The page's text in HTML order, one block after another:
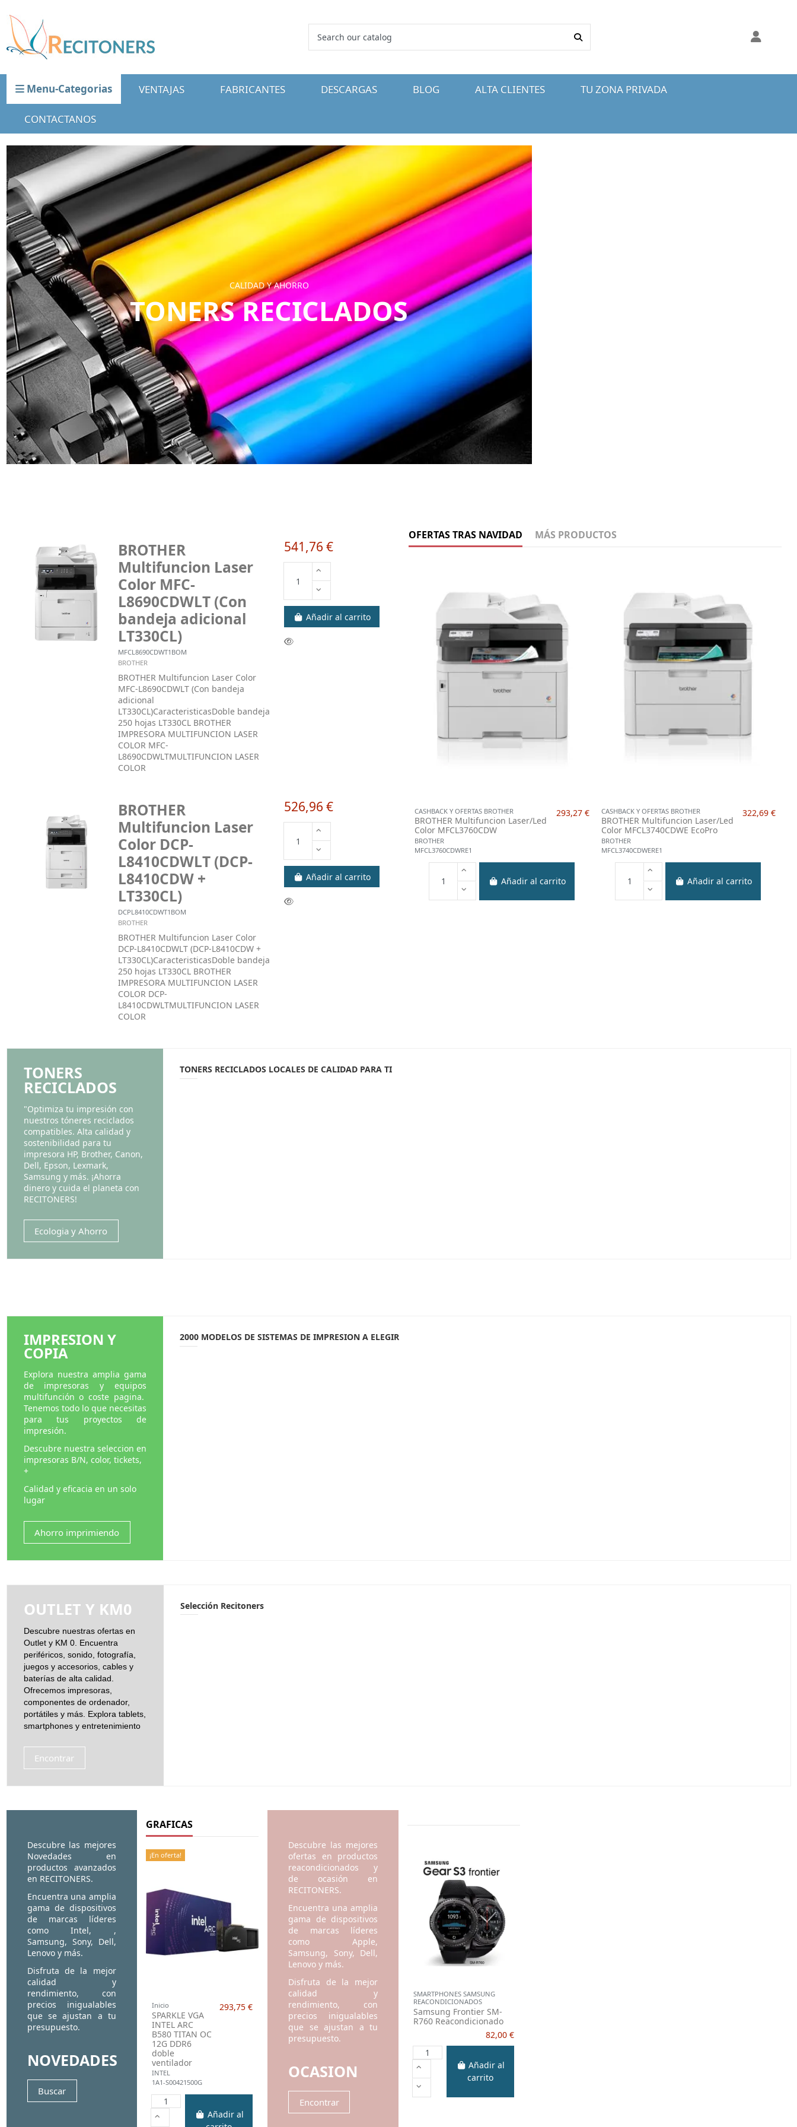
Menu-Categorias VENTAJAS FABRICANTES DESCARGAS BLOG ALTA CLIENTES TU ZONA PRIVADA
CONTACTANOS
CALIDAD Y AHORRO
TONERS RECICLADOS
BROTHER
Multifuncion Laser
Color MFC-
L8690CDWLT (Con
bandeja adicional
LT330CL)
MFCL8690CDWT1BOM
BROTHER
BROTHER Multifuncion Laser Color
MFC-L8690CDWLT (Con bandeja
adicional
LT330CL)CaracteristicasDoble bandeja
250 hojas LT330CL BROTHER
IMPRESORA MULTIFUNCION LASER
COLOR MFC-
L8690CDWLTMULTIFUNCION LASER
COLOR
541,76 €
Añadir al carrito
BROTHER
Multifuncion Laser
Color DCP-
L8410CDWLT (DCP-
L8410CDW +
LT330CL)
DCPL8410CDWT1BOM
BROTHER
BROTHER Multifuncion Laser Color
DCP-L8410CDWLT (DCP-L8410CDW +
LT330CL)CaracteristicasDoble bandeja
250 hojas LT330CL BROTHER
IMPRESORA MULTIFUNCION LASER
COLOR DCP-
L8410CDWLTMULTIFUNCION LASER
COLOR
526,96 €
Añadir al carrito
OFERTAS TRAS NAVIDAD MÁS PRODUCTOS
CASHBACK Y OFERTAS BROTHER
BROTHER Multifuncion Laser/Led
Color MFCL3760CDW
BROTHER
MFCL3760CDWRE1
293,27 €
Añadir al carrito
CASHBACK Y OFERTAS BROTHER
BROTHER Multifuncion Laser/Led
Color MFCL3740CDWE EcoPro
BROTHER
MFCL3740CDWERE1
322,69 €
Añadir al carrito
TONERS
RECICLADOS
"Optimiza tu impresión con
nuestros tóneres reciclados
compatibles. Alta calidad y
sostenibilidad para tu
impresora HP, Brother, Canon,
Dell, Epson, Lexmark,
Samsung y más. ¡Ahorra
dinero y cuida el planeta con
RECITONERS!
Ecologia y Ahorro
TONERS RECICLADOS LOCALES DE CALIDAD PARA TI
IMPRESION Y
COPIA
Explora nuestra amplia gama
de impresoras y equipos
multifunción o coste pagina.
Tenemos todo lo que necesitas
para tus proyectos de
impresión.
Descubre nuestra seleccion en
impresoras B/N, color, tickets,
+
Calidad y eficacia en un solo
lugar
Ahorro imprimiendo
2000 MODELOS DE SISTEMAS DE IMPRESION A ELEGIR
OUTLET Y KM0
Descubre nuestras ofertas en
Outlet y KM 0. Encuentra
periféricos, sonido, fotografía,
juegos y accesorios, cables y
baterías de alta calidad.
Ofrecemos impresoras,
componentes de ordenador,
portátiles y más. Explora tablets,
smartphones y entretenimiento
Encontrar
Selección Recitoners
Descubre las mejores
Novedades en
productos avanzados
en RECITONERS.
Encuentra una amplia
gama de dispositivos
de marcas líderes
como Intel, ,
Samsung, Sony, Dell,
Lenovo y más.
Disfruta de la mejor
calidad y
rendimiento, con
precios inigualables
que se ajustan a tu
presupuesto.
NOVEDADES
Buscar
GRAFICAS
¡En oferta!
Inicio
SPARKLE VGA
INTEL ARC
B580 TITAN OC
12G DDR6
doble
ventilador
INTEL
1A1-S00421500G
293,75 €
Añadir al
Descubre las mejores
ofertas en productos
reacondicionados y
de ocasión en
RECITONERS.
Encuentra una amplia
gama de dispositivos
de marcas líderes
como Apple,
Samsung, Sony, Dell,
Lenovo y más.
Disfruta de la mejor
calidad y
rendimiento, con
precios inigualables
que se ajustan a tu
presupuesto.
OCASION
Encontrar
SMARTPHONES SAMSUNG
REACONDICIONADOS
Samsung Frontier SM-
R760 Reacondicionado
82,00 €
Añadir al
carrito